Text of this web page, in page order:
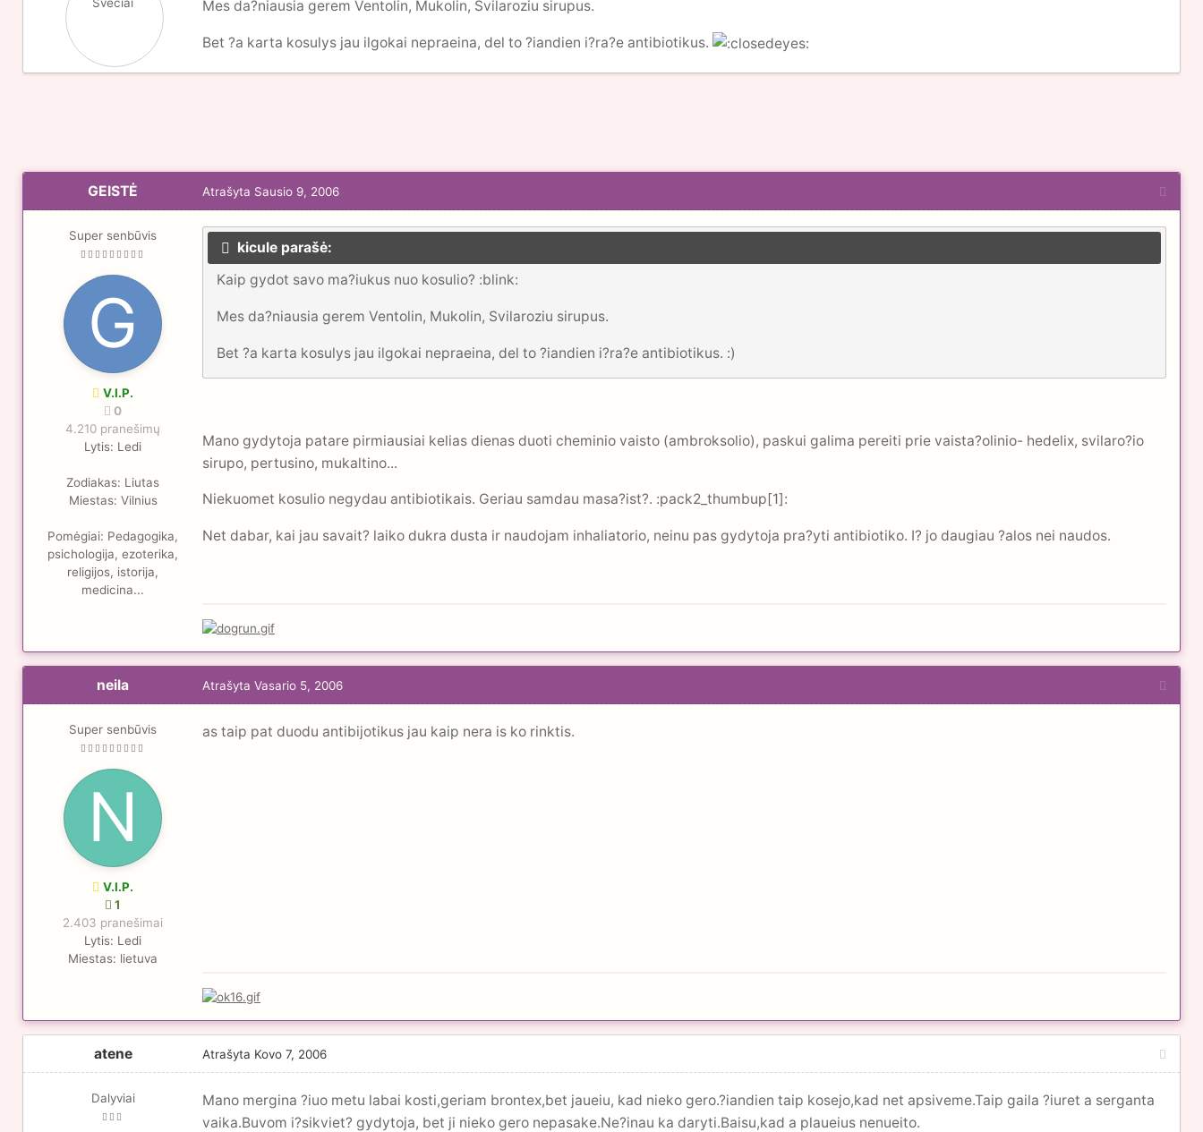
Svečiai Mes da?niausia gerem Ventolin, Mukolin, Svilaroziu sirupus.
Bet ?a karta kosulys jau ilgokai nepraeina, del to ?iandien i?ra?e antibiotikus.
GEISTĖ
Super senbūvis
V.I.P.
0
4.210 pranešimų
Lytis: Ledi
Zodiakas: Liutas
Miestas: Vilnius
Pomėgiai: Pedagogika,
psichologija, ezoterika,
religijos, istorija,
medicina...
Atrašyta Sausio 9, 2006
kicule parašė:
Kaip gydot savo ma?iukus nuo kosulio? :blink:
Mes da?niausia gerem Ventolin, Mukolin, Svilaroziu sirupus.
Bet ?a karta kosulys jau ilgokai nepraeina, del to ?iandien i?ra?e antibiotikus. :)
Mano gydytoja patare pirmiausiai kelias dienas duoti cheminio vaisto (ambroksolio), paskui galima pereiti prie vaista?olinio- hedelix, svilaro?io
sirupo, pertusino, mukaltino...
Niekuomet kosulio negydau antibiotikais. Geriau samdau masa?ist?. :pack2_thumbup[1]:
Net dabar, kai jau savait? laiko dukra dusta ir naudojam inhaliatorio, neinu pas gydytoja pra?yti antibiotiko. I? jo daugiau ?alos nei naudos.
neila
Super senbūvis
V.I.P.
1
2.403 pranešimai
Lytis: Ledi
Miestas: lietuva
Atrašyta Vasario 5, 2006
as taip pat duodu antibijotikus jau kaip nera is ko rinktis.
atene
Dalyviai
Atrašyta Kovo 7, 2006
Mano mergina ?iuo metu labai kosti,geriam brontex,bet jaueiu, kad nieko gero.?iandien taip kosejo,kad net apsiveme.Taip gaila ?iuret a serganta
vaika.Buvom i?sikviet? gydytoja, bet ji nieko gero nepasake.Ne?inau ka daryti.Baisu,kad a plaueius nenueito.